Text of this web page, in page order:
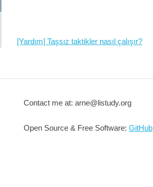
[Yardım] Taşsız taktikler nasıl çalışır?
Contact me at: arne@listudy.org
Open Source & Free Software:GitHub